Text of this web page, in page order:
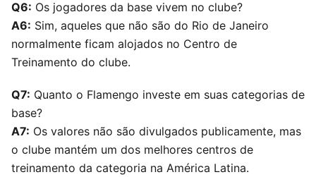
Q6: Os jogadores da base vivem no clube?
A6: Sim, aqueles que não são do Rio de Janeiro
normalmente ficam alojados no Centro de
Treinamento do clube.
Q7: Quanto o Flamengo investe em suas categorias de
base?
A7: Os valores não são divulgados publicamente, mas
o clube mantém um dos melhores centros de
treinamento da categoria na América Latina.